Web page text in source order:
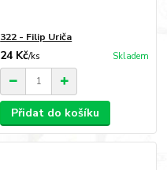
322 - Filip Uriča
24 Kč/ks Skladem
Přidat do košíku